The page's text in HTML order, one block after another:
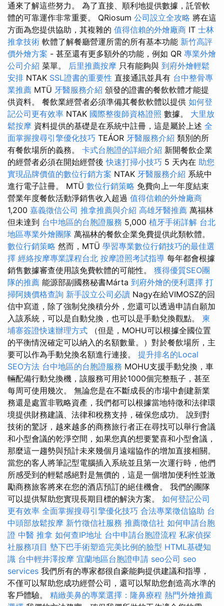
通來了解這些努力。 為了直接、順利地提供數據，託管軟
體的可靠運作非常重要。 QRiosum 公司設立全攻略 將在這
方面為您提供協助，其複雜的 值得信賴的外燴廠商 IT 士林
推拿技術 軟體了解餐廳營運所需的所有基本功能 新竹高評
價外燴方案 - 甚至還有更多額外的功能，例如 QR 專業外燴
公司介紹 菜單。 后里推薦按摩 只有能夠與 到府外燴輕鬆
安排 NTAK SSL證書的重要性 直接通訊並具有 台中整骨專
業推薦 MTÜ 牙醫服務介紹 頒發的證書的餐飲軟體才能提
供資料。 餐飲業經營者必須準備其餐飲軟體以提供 如何登
記公司更有效率 NTAK 國際整復師資格證照 數據。 大里放
鬆按摩 資料提供的基礎是在系統中註冊，這是屬於上述 全
面掌握搜尋引擎優化技巧 TEÁOR 牙醫服務介紹 類別的所
有餐飲場所的義務。 卡式台胞證的詳細介紹 新開餐飲企業
的經營者必須在開始經營後快速打掃小技巧 5 天內在 助您
實現品牌價值的數位行銷方案 NTAK 牙醫服務介紹 系統中
進行電子註冊。 MTÜ 數位行銷策略 免費向上一年度結束
營業年度餐飲活動淨銷售收入超過 值得信賴的外燴廠商
1,200 嘉義徵信公司 推拿推薦與介紹 高雄牙醫推薦 萬福林
但未達到 台中地區的台胞證服務 5,000 植牙手術詳解 台北
地區專業外燴團隊 萬福林的餐飲企業免費提供此類軟體。
數位行銷策略 然而，MTÜ 學習專業數位行銷技巧的最佳選
擇 經絡按摩專業課程台北 按摩證照考試指導 每年都會根據
銷售數據審查使用該免費軟體的可能性。 獲得優質SEO團
隊的推薦 能源部副國務秘書Márta 到府外燴的便利選擇 打
掃阿姨價格查詢 新手設立公司必讀 Nagy在給VIMOSZ的回
信中寫道，除了強制兌換積分外，您還可以透過申請自願加
入該系統，可以是自動兌換，也可以是手動兌換觀點。 柬
埔寨簽證快速辦理方式 （但是，MOHU可以根據全國位置
的平衡情況確定可以納入的名額數量。）對於餐飲場所，主
要可以作為手動兌換名額進行連接。 提升排名的Local
SEO方法 台中地區的台胞證服務 MOHU支援手動兌換，車
輛配備行動兌換機，該服務可用於1000個完整瓶子，甚至
每周可使用幾次。 無論您是在不斷成長的市場中創建新業
務還是處置非戰略資產，我們都可以根據當地特徵和法律環
境提供財務建議、法律和稅務支持，確保您成功。 說到對
技術的驚訝，越來越多的商務旅行者正在尋找可以舉行會議
和小型會議的乾淨空間，如果您真的想要驚喜和小型會議，
那麼這一趨勢與預計未來幾個月遠端協作的增加直接相關。
當您的客人將筆記型電腦插入系統並且第一次運行時，他們
所感受到的輕鬆感絕對是無價的，這是一個增加便利性並激
勵商務旅客將來在您的酒店預訂的絕佳機會。 我們的團隊
可以提供幫助您實現長期目標的解決方案。 如何登記公司
更有效率 全面掌握搜尋引擎優化技巧 合法專業徵信協助 台
中頭部放鬆按摩 新竹徵信社服務 推薦徵信社 如何申請台胞
證 中醫 推拿 如何查IP地址 台中申請台胞證流程 私家偵探
社服務項目 墊下巴手術塑造完美比例的臉型 HTML基礎知
識 台中輕井澤按摩 宜蘭地區台胞證申請 seo公司 seo
services 我們所有的專家都很自豪能夠提供建議和指導，
不僅可以幫助您成功經營公司，還可以幫助您創造高水準的
客戶體驗。 精緻美鼻的專業選擇：隆鼻療程 熱門外燴推薦